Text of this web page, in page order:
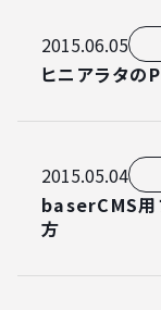
2015.06.05
ヒニアラタの
2015.05.04
baserCMS用
方